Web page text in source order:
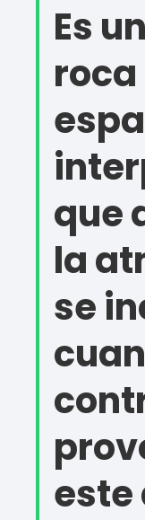
Es
roca
que
la
se
este